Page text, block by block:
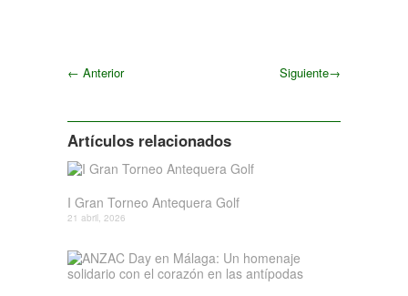
← Anterior Siguiente→
Artículos relacionados
I Gran Torneo Antequera Golf
21 abril, 2026